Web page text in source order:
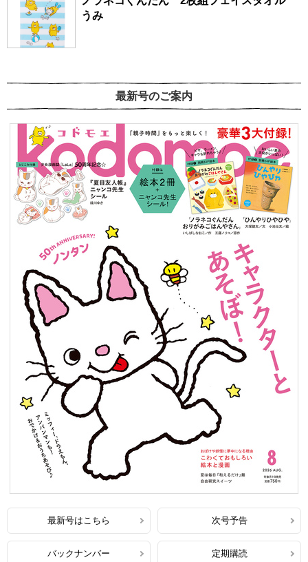
うみ
最新号のご案内
最新号はこちら 次号予告
バックナンバー 定期購読